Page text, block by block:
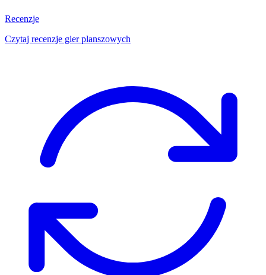
Recenzje
Czytaj recenzje gier planszowych